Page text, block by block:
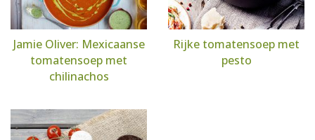
Jamie Oliver: Mexicaanse
tomatensoep met
chilinachos
Rijke tomatensoep met
pesto